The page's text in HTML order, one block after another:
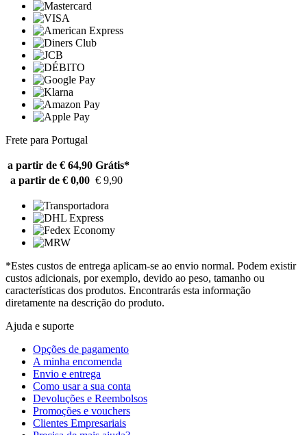
Frete para Portugal
a partir de € 64,90 Grátis*
a partir de € 0,00 € 9,90
*Estes custos de entrega aplicam-se ao envio normal. Podem existir
custos adicionais, por exemplo, devido ao peso, tamanho ou
características dos produtos. Encontrarás esta informação
diretamente na descrição do produto.
Ajuda e suporte
Opções de pagamento
A minha encomenda
Envio e entrega
Como usar a sua conta
Devoluções e Reembolsos
Promoções e vouchers
Clientes Empresariais